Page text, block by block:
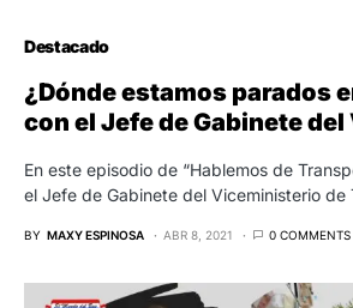
Destacado
¿Dónde estamos parados
con el Jefe de Gabinete del
En este episodio de “Hablemos de
el Jefe de Gabinete del Viceministerio
BY MAXY ESPINOSA ABR 8, 2021 0 COMMENTS